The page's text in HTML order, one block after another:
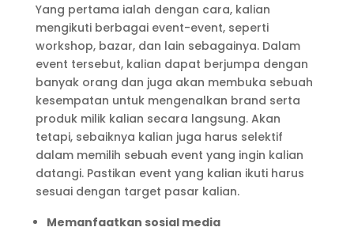
Yang pertama ialah dengan cara, kalian
mengikuti berbagai event-event, seperti
workshop, bazar, dan lain sebagainya. Dalam
event tersebut, kalian dapat berjumpa dengan
banyak orang dan juga akan membuka sebuah
kesempatan untuk mengenalkan brand serta
produk milik kalian secara langsung. Akan
tetapi, sebaiknya kalian juga harus selektif
dalam memilih sebuah event yang ingin kalian
datangi. Pastikan event yang kalian ikuti harus
sesuai dengan target pasar kalian.
Memanfaatkan sosial media